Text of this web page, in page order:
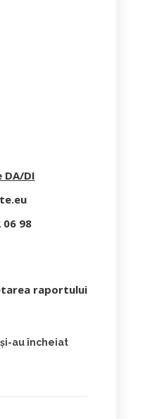
DI
06 98
raportului
au încheiat